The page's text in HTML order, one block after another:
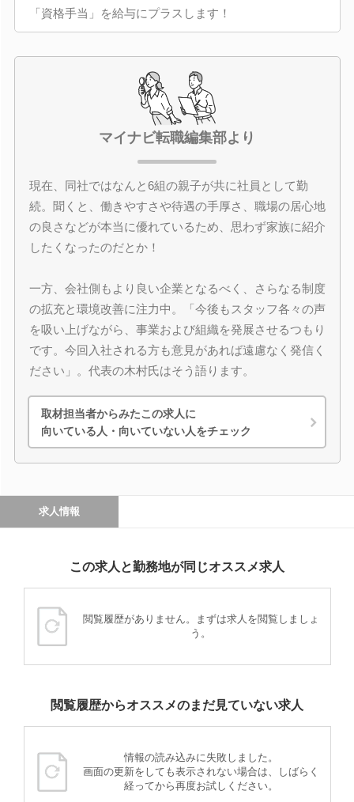
「資格手当」を給与にプラスします！
マイナビ転職編集部より
現在、同社ではなんと6組の親子が共に社員として勤
続。聞くと、働きやすさや待遇の手厚さ、職場の居心地
の良さなどが本当に優れているため、思わず家族に紹介
したくなったのだとか！
一方、会社側もより良い企業となるべく、さらなる制度
の拡充と環境改善に注力中。「今後もスタッフ各々の声
を吸い上げながら、事業および組織を発展させるつもり
です。今回入社される方も意見があれば遠慮なく発信く
ださい」。代表の木村氏はそう語ります。
取材担当者からみたこの求人に
向いている人・向いていない人をチェック
求人情報
この求人と勤務地が同じオススメ求人
閲覧履歴がありません。まずは求人を閲覧しましょ
う。
閲覧履歴からオススメのまだ見ていない求人
情報の読み込みに失敗しました。
画面の更新をしても表示されない場合は、しばらく
経ってから再度お試しください。